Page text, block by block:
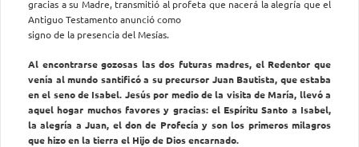
gracias a su Madre, transmitió al profeta que nacerá la alegría que el
Antiguo Testamento anunció como
signo de la presencia del Mesías.
Al encontrarse gozosas las dos futuras madres, el Redentor que
venía al mundo santificó a su precursor Juan Bautista, que estaba
en el seno de Isabel. Jesús por medio de la visita de María, llevó a
aquel hogar muchos favores y gracias: el Espíritu Santo a Isabel,
la alegría a Juan, el don de Profecía y son los primeros milagros
que hizo en la tierra el Hijo de Dios encarnado.